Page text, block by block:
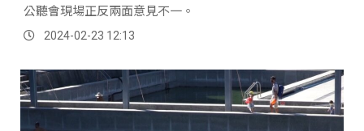
公聽會現場正反兩面意見不一。
2024-02-23 12:13